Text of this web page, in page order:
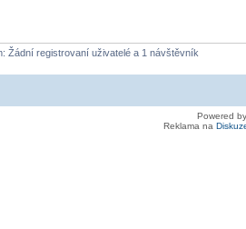
Žádní registrovaní uživatelé a 1 návštěvník
Powered
Reklama na